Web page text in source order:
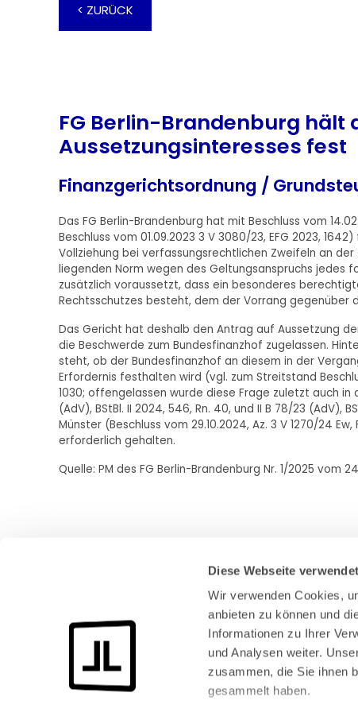
Diese Webseite
Wir verwenden Cookies,
anbieten zu können und
Informationen zu Ihrer
und Analysen weiter.
zusammen, die Sie ihnen
gesammelt haben.
< ZURÜCK
FG Berlin-Brandenburg hält
Aussetzungsinteresses fest
Finanzgerichtsordnung /
Das FG Berlin-Brandenburg hat mit Beschluss vom
Beschluss vom 01.09.2023 3 V 3080/23, EFG 2023,
Vollziehung bei verfassungsrechtlichen Zweifeln an
liegenden Norm wegen des Geltungsanspruchs jedes
zusätzlich voraussetzt, dass ein besonderes
Rechtsschutzes besteht, dem der Vorrang
Das Gericht hat deshalb den Antrag auf Aussetzung
die Beschwerde zum Bundesfinanzhof zugelassen.
steht, ob der Bundesfinanzhof an diesem in der
Erfordernis festhalten wird (vgl. zum Streitstand
1030; offengelassen wurde diese Frage zuletzt auch in
(AdV), BStBl. II 2024, 546, Rn. 40, und II B 78/23 (AdV),
Münster (Beschluss vom 29.10.2024, Az. 3 V 1270/24
erforderlich gehalten.
Quelle: PM des FG Berlin-Brandenburg Nr. 1/2025 vom
Bundeskanzlerplatz 2
53113 Bonn